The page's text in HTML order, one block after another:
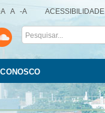
A -A ACESSIBILIDADE